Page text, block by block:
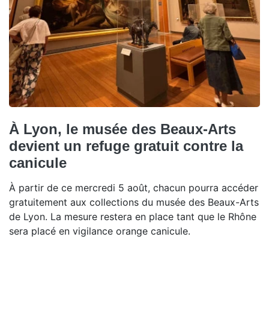
À Lyon, le musée des Beaux-Arts
devient un refuge gratuit contre la
canicule
À partir de ce mercredi 5 août, chacun pourra accéder
gratuitement aux collections du musée des Beaux-Arts
de Lyon. La mesure restera en place tant que le Rhône
sera placé en vigilance orange canicule.